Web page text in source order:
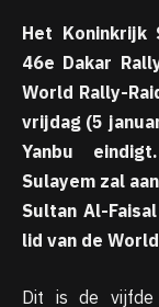
Het Koninkrijk
46e Dakar
World Rally-
vrijdag (5
Yanbu
Sulayem zal
Sultan Al-
lid van de
Dit is de vijfde